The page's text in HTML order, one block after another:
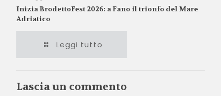
Inizia BrodettoFest 2026: a Fano il trionfo del Mare
Adriatico
Leggi tutto
Lascia un commento